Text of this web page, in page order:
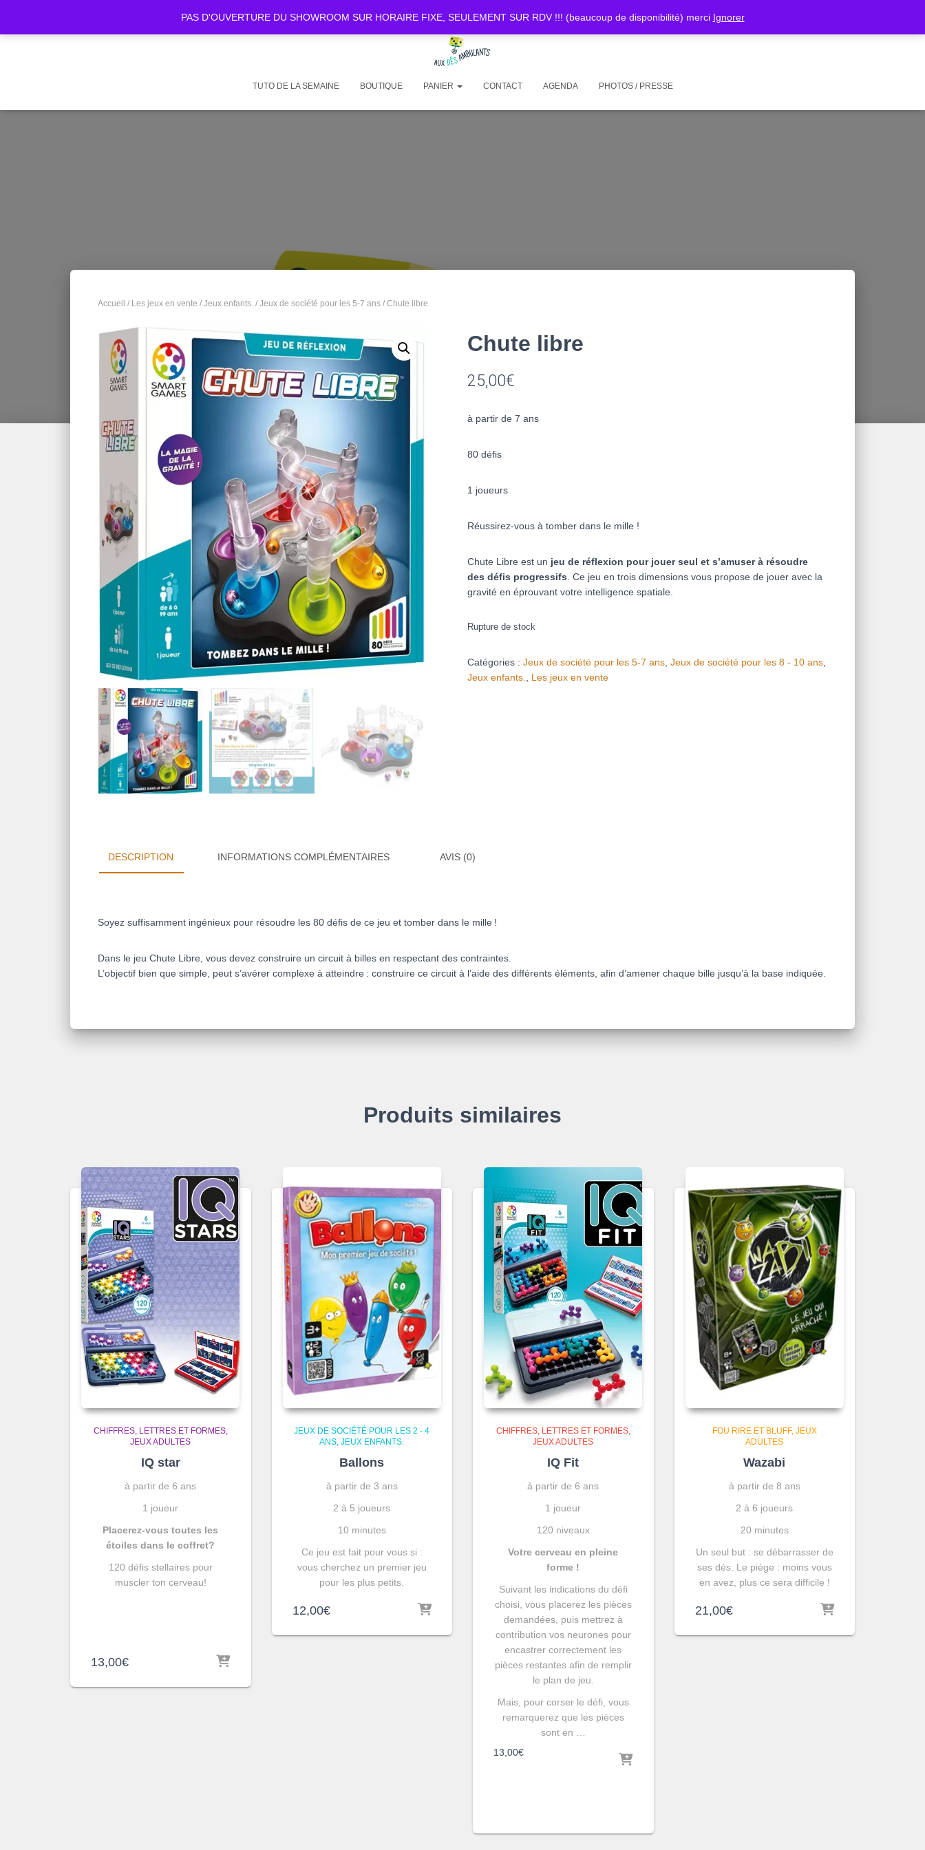
PAS D'OUVERTURE DU SHOWROOM SUR HORAIRE FIXE, SEULEMENT SUR RDV !!! (beaucoup de disponibilité) merci Ignorer
TUTO DE LA SEMAINE BOUTIQUE PANIER CONTACT AGENDA PHOTOS / PRESSE
Accueil / Les jeux en vente / Jeux enfants. / Jeux de société pour les 5-7 ans / Chute libre
Chute libre
25,00€
à partir de 7 ans
80 défis
1 joueurs
Réussirez-vous à tomber dans le mille !
Chute Libre est un jeu de réflexion pour jouer seul et s’amuser à résoudre
des défis progressifs . Ce jeu en trois dimensions vous propose de jouer avec la
gravité en éprouvant votre intelligence spatiale.
Rupture de stock
Catégories : Jeux de société pour les 5-7 ans Jeux de société pour les 8 - 10 ans
Jeux enfants.
Les jeux en vente
DESCRIPTION INFORMATIONS COMPLÉMENTAIRES AVIS (0)
Soyez suffisamment ingénieux pour résoudre les 80 défis de ce jeu et tomber dans le mille !
Dans le jeu Chute Libre , vous devez construire un circuit à billes en respectant des contraintes.
L’objectif bien que simple, peut s’avérer complexe à atteindre : construire ce circuit à l’aide des différents éléments, afin d’amener chaque bille jusqu’à la base indiquée.
Produits similaires
CHIFFRES, LETTRES ET FORMES
JEUX ADULTES
IQ star
à partir de 6 ans
1 joueur
Placerez-vous toutes les
étoiles dans le coffret?
120 défis stellaires pour
muscler ton cerveau!
13,00€
JEUX DE SOCIÉTÉ POUR LES 2 - 4
ANS JEUX ENFANTS.
Ballons
à partir de 3 ans
2 à 5 joueurs
10 minutes
Ce jeu est fait pour vous si :
vous cherchez un premier jeu
pour les plus petits.
12,00€
CHIFFRES, LETTRES ET FORMES
JEUX ADULTES
IQ Fit
à partir de 6 ans
1 joueur
120 niveaux
Votre cerveau en pleine
forme !
Suivant les indications du défi
choisi, vous placerez les pièces
demandées, puis mettrez à
contribution vos neurones pour
encastrer correctement les
pièces restantes afin de remplir
le plan de jeu.
Mais, pour corser le défi, vous
remarquerez que les pièces
sont en …
13,00€
FOU RIRE ET BLUFF JEUX
ADULTES
Wazabi
à partir de 8 ans
2 à 6 joueurs
20 minutes
Un seul but : se débarrasser de
ses dés. Le piège : moins vous
en avez, plus ce sera difficile !
21,00€